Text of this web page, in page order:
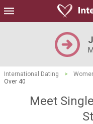
International Dating >
Over 40
Meet